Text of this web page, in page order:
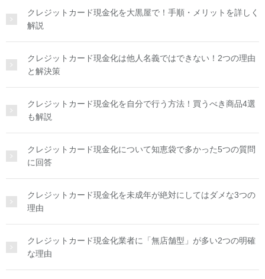
クレジットカード現金化を大黒屋で！手順・メリットを詳しく
解説
クレジットカード現金化は他人名義ではできない！2つの理由
と解決策
クレジットカード現金化を自分で行う方法！買うべき商品4選
も解説
クレジットカード現金化について知恵袋で多かった5つの質問
に回答
クレジットカード現金化を未成年が絶対にしてはダメな3つの
理由
クレジットカード現金化業者に「無店舗型」が多い2つの明確
な理由